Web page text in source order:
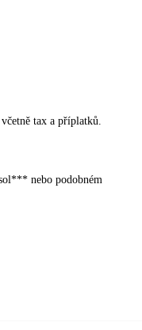
tax a příplatků.
nebo podobném